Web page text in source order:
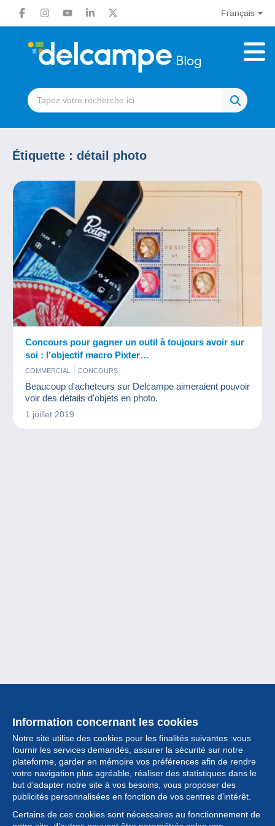
Français
Étiquette : détail photo
Concours pour gagner un outil à toujours avoir sur
soi : l’objectif macro Pixter…
COMMERCIAL CONCOURS
Beaucoup d'acheteurs sur Delcampe aimeraient pouvoir
voir des détails d'objets en photo.
1 juillet 2019
Information concernant les cookies
Notre site utilise des cookies pour les finalités suivantes :vous
fournir les services demandés, assurer la sécurité sur notre
plateforme, garder en mémoire vos préférences afin de rendre
votre navigation plus agréable, réaliser des statistiques dans le
but d’adapter notre site à vos besoins, vous proposer des
publicités personnalisées en fonction de vos centres d’intérêt.
Certains de ces cookies sont nécessaires au fonctionnement de
Collection
Actualités